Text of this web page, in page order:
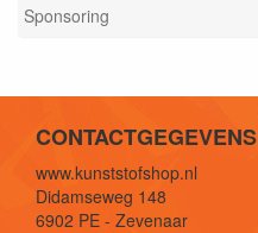
Sponsoring
CONTACTGEGEVENS
www.kunststofshop.nl
Didamseweg 148
6902 PE - Zevenaar